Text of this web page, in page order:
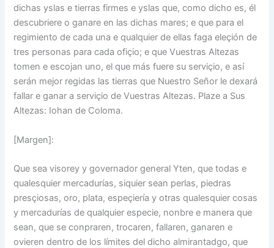
dichas yslas e tierras firmes e yslas que, como dicho es, él
descubriere o ganare en las dichas mares; e que para el
regimiento de cada una e qualquier de ellas faga eleçión de
tres personas para cada ofiçio; e que Vuestras Altezas
tomen e escojan uno, el que más fuere su serviçio, e así
serán mejor regidas las tierras que Nuestro Señor le dexará
fallar e ganar a serviçio de Vuestras Altezas. Plaze a Sus
Altezas: Iohan de Coloma.
[Margen]:
Que sea visorey y governador general Yten, que todas e
qualesquier mercadurías, siquier sean perlas, piedras
presçiosas, oro, plata, espeçiería y otras qualesquier cosas
y mercadurías de qualquier especie, nonbre e manera que
sean, que se conpraren, trocaren, fallaren, ganaren e
ovieren dentro de los límites del dicho almirantadgo, que